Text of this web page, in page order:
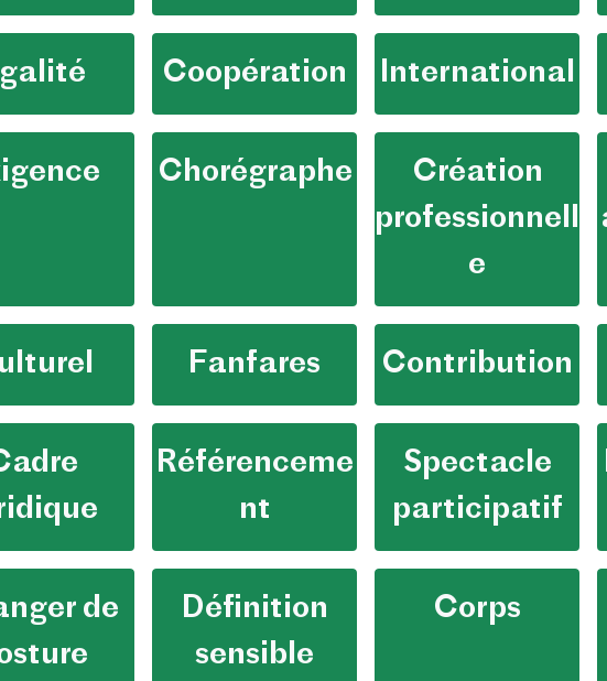
Coopération International
Chorégraphe
Création
professionnell
e
Fanfares Contribution
Référenceme
nt
Spectacle
participatif
de
Définition
sensible
Corps